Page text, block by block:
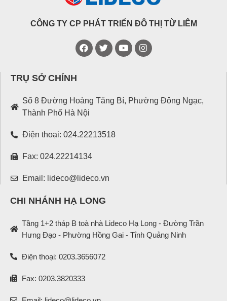
CÔNG TY CP PHÁT TRIỂN ĐÔ THỊ TỪ LIÊM
TRỤ SỞ CHÍNH
Số 8 Đường Hoàng Tăng Bí, Phường Đông Ngạc,
Thành Phố Hà Nội
Điện thoại: 024.22213518
Fax: 024.22214134
Email: lideco@lideco.vn
CHI NHÁNH HẠ LONG
Tầng 1+2 tháp B toà nhà Lideco Hạ Long - Đường Trần
Hưng Đạo - Phường Hồng Gai - Tỉnh Quảng Ninh
Điện thoại: 0203.3656072
Fax: 0203.3820333